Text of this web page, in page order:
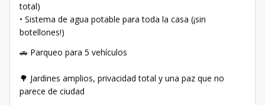
total)
• Sistema de agua potable para toda la casa (¡sin
botellones!)
🚗 Parqueo para 5 vehículos
🌳 Jardines amplios, privacidad total y una paz que no
parece de ciudad